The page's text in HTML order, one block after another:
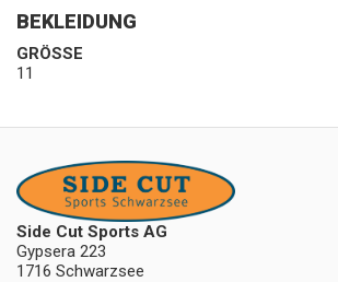
BEKLEIDUNG
GRÖSSE
11
Side Cut Sports AG
Gypsera 223
1716 Schwarzsee